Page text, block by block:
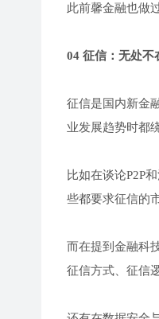
此前馨金融也做
04 征信：无处不
征信是国内新金
业发展趋势时都
比如在谈论P2P
些都要求征信的
而在提到金融科
征信方式、征信